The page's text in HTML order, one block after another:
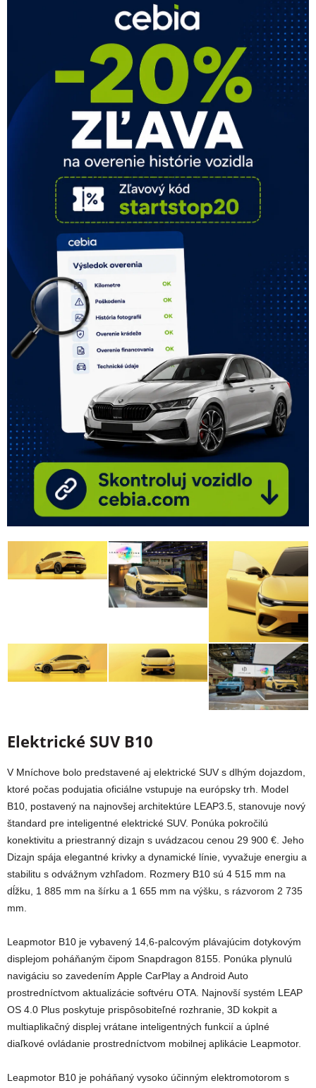
Elektrické SUV B10
V Mníchove bolo predstavené aj elektrické SUV s dlhým dojazdom,
ktoré počas podujatia oficiálne vstupuje na európsky trh. Model
B10, postavený na najnovšej architektúre LEAP3.5, stanovuje nový
štandard pre inteligentné elektrické SUV. Ponúka pokročilú
konektivitu a priestranný dizajn s uvádzacou cenou 29 900 €. Jeho
Dizajn spája elegantné krivky a dynamické línie, vyvažuje energiu a
stabilitu s odvážnym vzhľadom. Rozmery B10 sú 4 515 mm na
dĺžku, 1 885 mm na šírku a 1 655 mm na výšku, s rázvorom 2 735
mm.
Leapmotor B10 je vybavený 14,6-palcovým plávajúcim dotykovým
displejom poháňaným čipom Snapdragon 8155. Ponúka plynulú
navigáciu so zavedením Apple CarPlay a Android Auto
prostredníctvom aktualizácie softvéru OTA. Najnovší systém LEAP
OS 4.0 Plus poskytuje prispôsobiteľné rozhranie, 3D kokpit a
multiaplikačný displej vrátane inteligentných funkcií a úplné
diaľkové ovládanie prostredníctvom mobilnej aplikácie Leapmotor.
Leapmotor B10 je poháňaný vysoko účinným elektromotorom s